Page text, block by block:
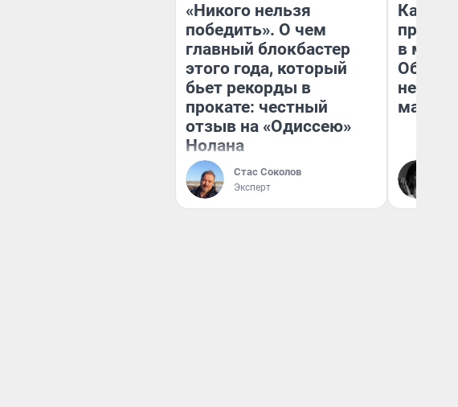
«Никого нельзя
победить». О чем
главный блокбастер
этого года, который
бьет рекорды в
прокате: честный
отзыв на «Одиссею»
Нолана
Стас Соколов
Эксперт
Какие
в
Обзор